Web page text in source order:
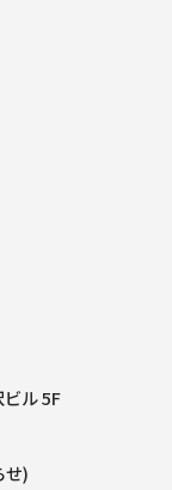
ル 5F
せ)